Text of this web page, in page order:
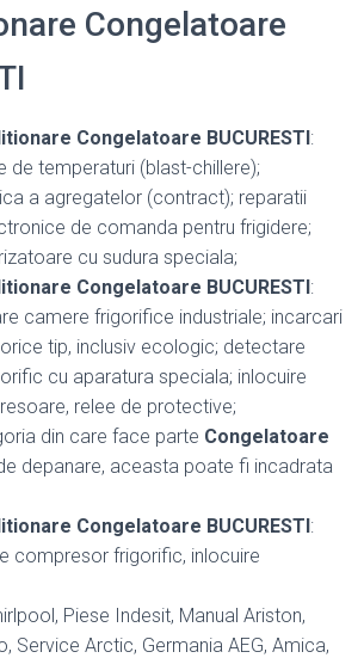
Congelatoare
Congelatoare BUCURESTI:
de temperaturi (blast-chillere);
a agregatelor (contract); reparatii
de comanda pentru frigidere;
cu sudura speciala;
Congelatoare BUCURESTI:
camere frigorifice industriale; incarcari
tip, inclusiv ecologic; detectare
cu aparatura speciala; inlocuire
relee de protective;
din care face parte Congelatoare
depanare, aceasta poate fi incadrata
Congelatoare BUCURESTI:
compresor frigorific, inlocuire
Piese Indesit, Manual Ariston,
Service Arctic, Germania AEG, Amica,